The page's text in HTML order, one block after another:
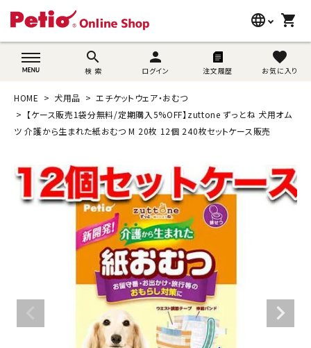
language
wovn-lang-name
shopping_cart
search
検 索
person
ログイン 注文履歴
favorite
お気に入り
search
猫用品
ブランド別に探す
目的別に探す
ご利用案内
ACCOUNT MENU
ようこそ ゲスト 様
HOME 犬用品
エチケットウェア・おむつ
【ケース販売1袋分無料/定期購入5%OFF】zuttone ずっとね 犬用オム
ツ 介護から生まれた紙おむつ M 20枚 12個 240枚セットケース販売